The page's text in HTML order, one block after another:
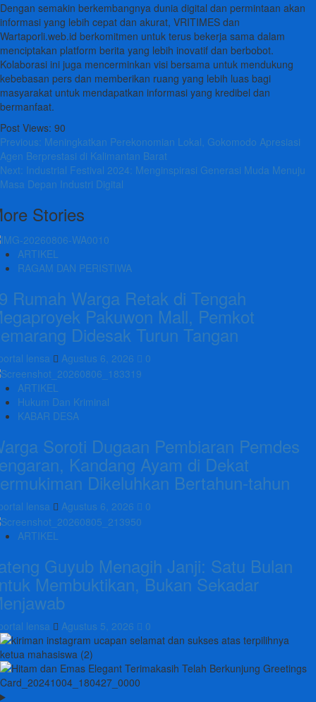
Dengan semakin berkembangnya dunia digital dan permintaan akan
informasi yang lebih cepat dan akurat, VRITIMES dan
Wartaporli.web.id berkomitmen untuk terus bekerja sama dalam
menciptakan platform berita yang lebih inovatif dan berbobot.
Kolaborasi ini juga mencerminkan visi bersama untuk mendukung
kebebasan pers dan memberikan ruang yang lebih luas bagi
masyarakat untuk mendapatkan informasi yang kredibel dan
bermanfaat.
Post Views: 90
Post
navigation
Previous: Meningkatkan Perekonomian Lokal, Gokomodo Apresiasi
Agen Berprestasi di Kalimantan Barat
Next: Industrial Festival 2024: Menginspirasi Generasi Muda Menuju
Masa Depan Industri Digital
Stories
ARTIKEL
RAGAM DAN PERISTIWA
Rumah Warga Retak di Tengah
Pakuwon Mall, Pemkot
Didesak Turun Tangan
lensa Agustus 6, 2026 0
ARTIKEL
Hukum Dan Kriminal
KABAR DESA
Soroti Dugaan Pembiaran Pemdes
Kandang Ayam di Dekat
Dikeluhkan Bertahun-tahun
lensa Agustus 6, 2026 0
ARTIKEL
Guyub Menagih Janji: Satu Bulan
Membuktikan, Bukan Sekadar
lensa Agustus 5, 2026 0